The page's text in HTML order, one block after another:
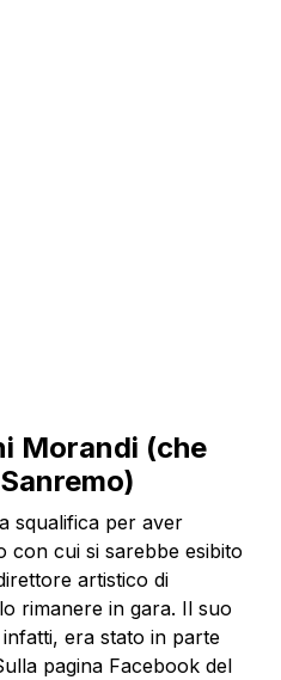
Morandi (che
squalifica per aver
con cui si sarebbe esibito
artistico di
rimanere in gara. Il suo
infatti, era stato in parte
pagina Facebook del